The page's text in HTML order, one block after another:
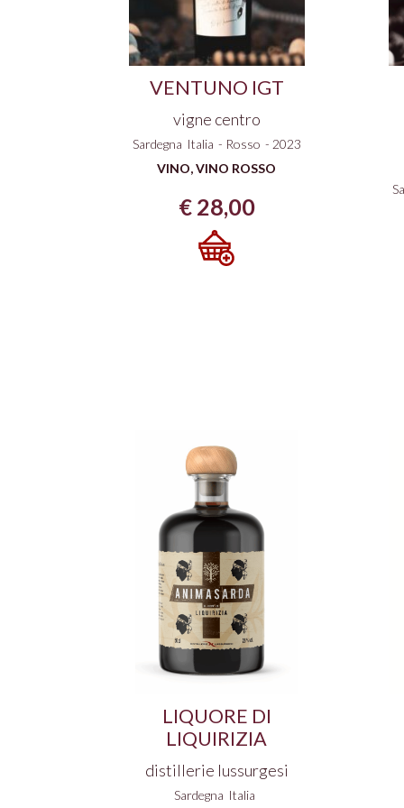
prodotto
VENTUNO IGT
vigne centro
Sardegna Italia - Rosso - 2023
VINO,VINO ROSSO
€28,00
LIQUORE DI
LIQUIRIZIA
distillerie lussurgesi
Sardegna Italia